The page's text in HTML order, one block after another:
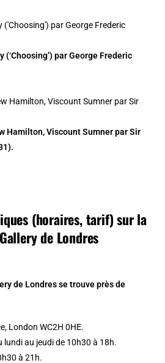
(‘Choosing’) par George Frederic
Hamilton, Viscount Sumner par Sir
(horaires, tarif) sur la
de Londres
de Londres se trouve près de
London WC2H 0HE.
lundi au jeudi de 10h30 à 18h.
à 21h.